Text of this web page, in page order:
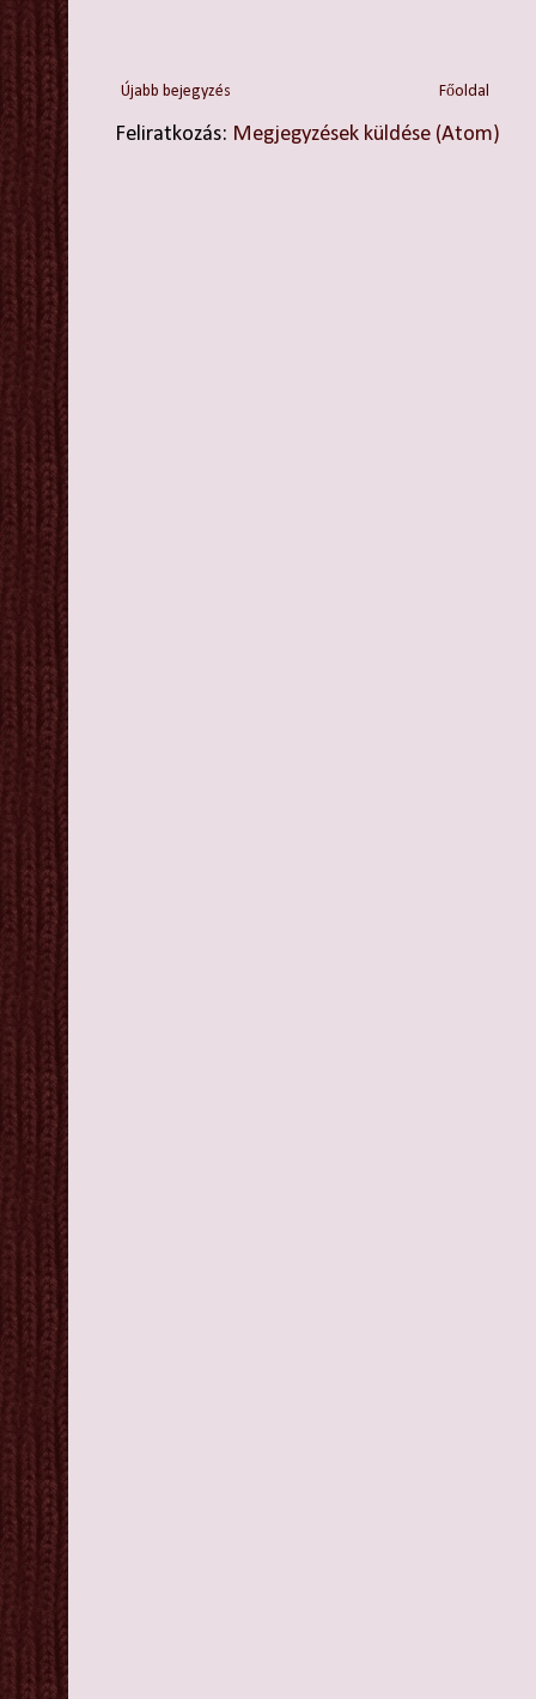
Újabb bejegyzés Főoldal
Feliratkozás: Megjegyzések küldése (Atom)